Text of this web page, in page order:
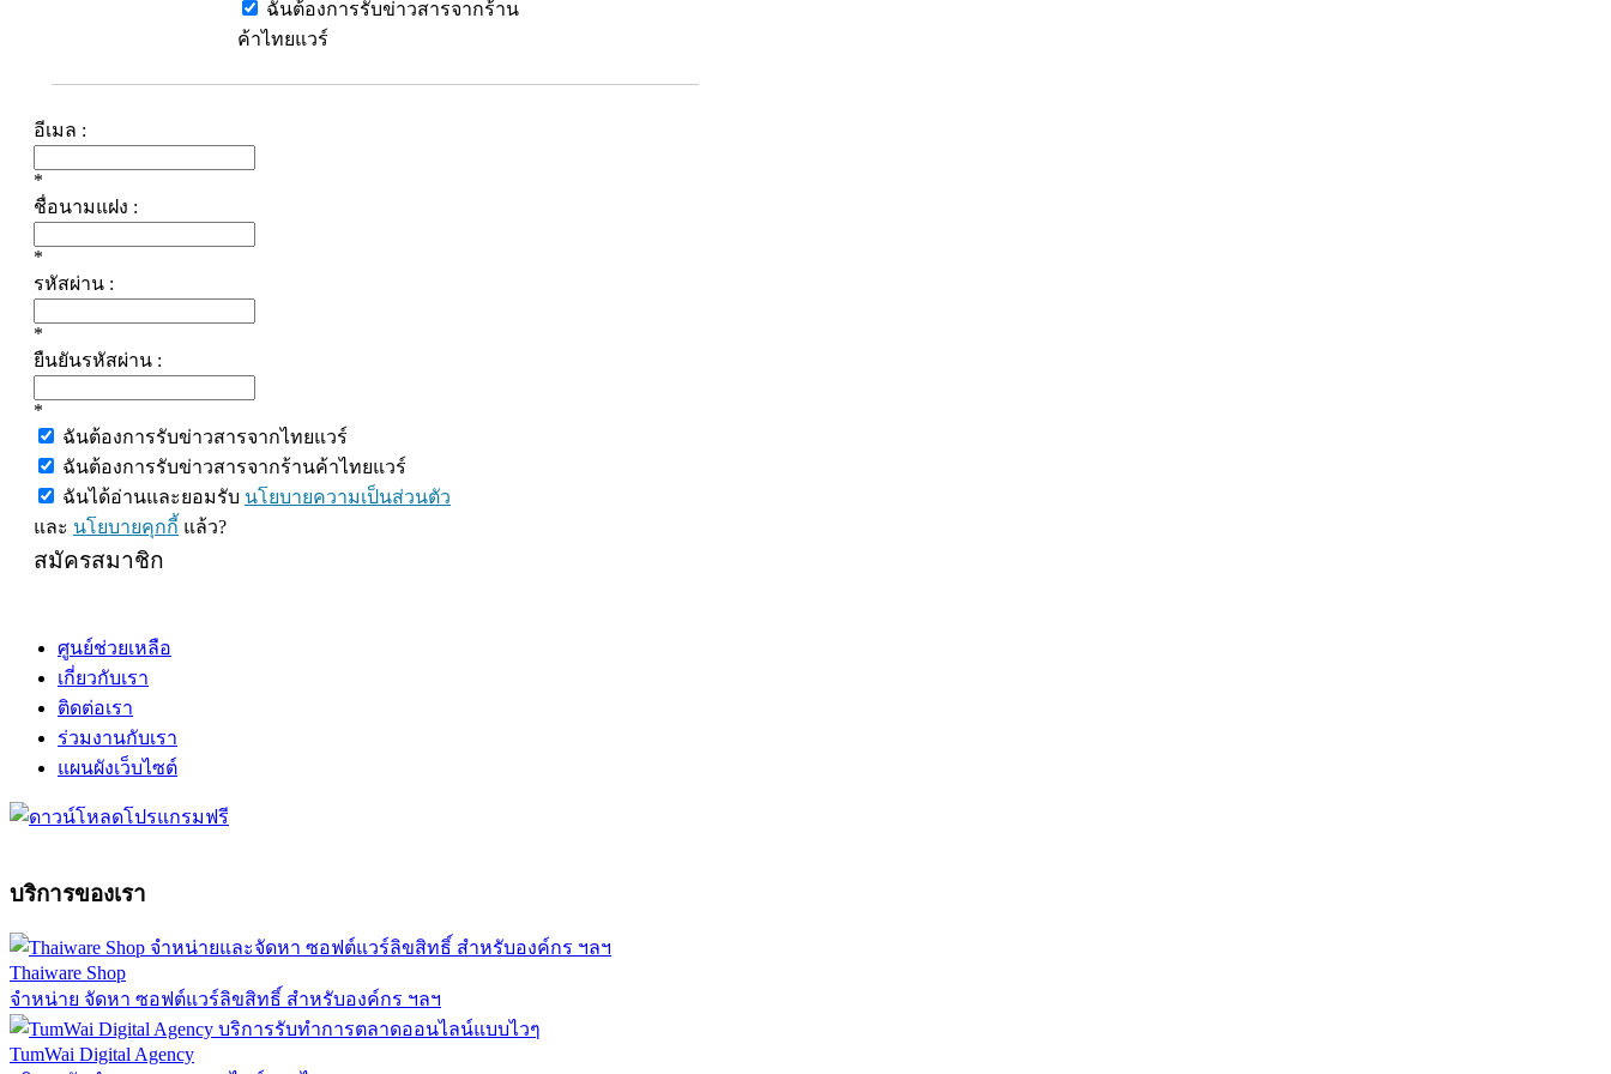
ฉันต้องการรับข่าวสารจากร้าน
ค้าไทยแวร์
อีเมล :
*
ชื่อนามแฝง :
*
รหัสผ่าน :
*
ยืนยันรหัสผ่าน :
*
ฉันต้องการรับข่าวสารจากไทยแวร์
ฉันต้องการรับข่าวสารจากร้านค้าไทยแวร์
ฉันได้อ่านและยอมรับ นโยบายความเป็นส่วนตัว
และ นโยบายคุกกี้ แล้ว?
สมัครสมาชิก
ศูนย์ช่วยเหลือ
เกี่ยวกับเรา
ติดต่อเรา
ร่วมงานกับเรา
แผนผังเว็บไซต์
บริการของเรา
Thaiware Shop
จำหน่าย จัดหา ซอฟต์แวร์ลิขสิทธิ์ สำหรับองค์กร ฯลฯ
TumWai Digital Agency